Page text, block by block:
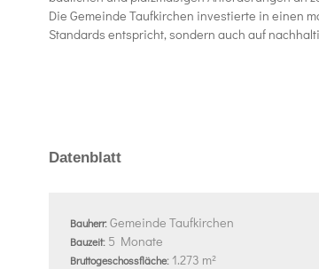
Die Gemeinde Taufkirchen investierte in einen
Standards entspricht, sondern auch auf
Datenblatt
Bauherr: Gemeinde Taufkirchen
Bauzeit: 5 Monate
Bruttogeschossfläche: 1.273 m²